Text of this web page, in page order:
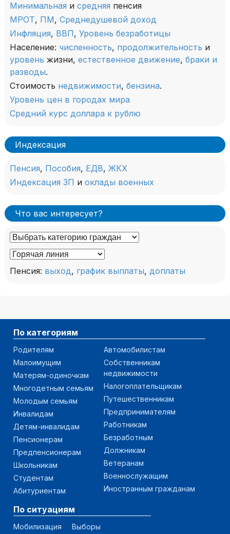
Минимальная и средняя пенсия
МРОТ, ПМ, Среднедушевой доход
Инфляция, ВВП, Уровень безработицы
Население: численность, продолжительность и
уровень жизни, естественное движение, браки и
разводы.
Стоимость недвижимости, бензина.
Уровень цен в городах мира
Средний курс доллара к рублю
Индексация
Пенсия, Пособия, ЕДВ, ЖКХ
Индексация ЗП и оклады военных
Что вас интересует?
Пенсия: выход, график выплаты, доплаты
По категориям
Родителям
Малоимущим
Матерям-одиночкам
Многодетным семьям
Молодым семьям
Инвалидам
Детям-инвалидам
Пенсионерам
Предпенсионерам
Школьникам
Студентам
Абитуриентам
Автомобилистам
Собственникам
недвижимости
Налогоплательщикам
Путешественникам
Предпринимателям
Работникам
Безработным
Должникам
Ветеранам
Военнослужащим
Иностранным гражданам
По ситуациям
Мобилизация
Выборы